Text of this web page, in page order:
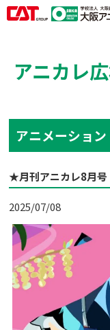
アニカレ
アニメーション
★月刊アニカレ8月
2025/07/08